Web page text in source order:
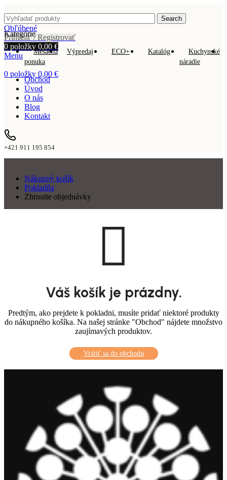
Search
Obľúbené
Prihlásiť / Registrovať
0 položky 0,00 €
Menu
0 položky 0,00 €
Kategórie
Mesačná
ponuka
Výpredaj ECO+ Katalóg
Kuchynské
náradie
Obchod
Úvod
O nás
Blog
Kontakt
+421 911 195 854
Nákupný košík
Pokladňa
Zhrnutie objednávky
Váš košík je prázdny.
Predtým, ako prejdete k pokladni, musíte pridať niektoré produkty
do nákupného košíka. Na našej stránke "Obchod" nájdete množstvo
zaujímavých produktov.
Vrátiť sa do obchodu